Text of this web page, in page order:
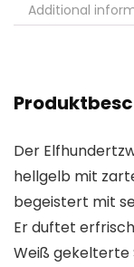
Additional
Der
hellgelb mit
begeistert mit
Er duftet
Weiß